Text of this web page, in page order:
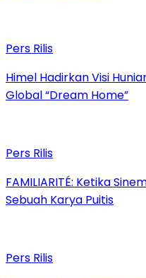
Pers Rilis
Himel Hadirkan Visi
Global “Dream Home”
Pers Rilis
FAMILIARITÉ: Ketika
Sebuah Karya Puitis
Pers Rilis